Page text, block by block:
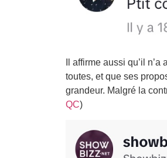
Il affirme aussi qu’il
toutes, et que ses
grandeur. Malgré la
QC)